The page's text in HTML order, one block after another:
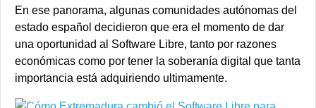
En ese panorama, algunas comunidades autónomas del
estado español decidieron que era el momento de dar
una oportunidad al Software Libre, tanto por razones
económicas como por tener la soberanía digital que tanta
importancia está adquiriendo ultimamente.